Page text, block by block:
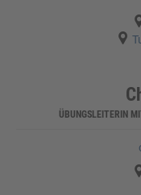

ÜBUNGSLEITERIN